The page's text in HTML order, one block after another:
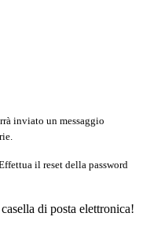
inviato un messaggio
il reset della password
di posta elettronica!